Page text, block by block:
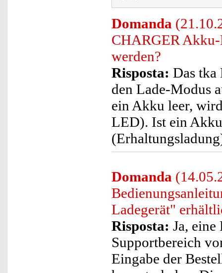
Domanda
CHARGER
werden?
Risposta: Das
den Lade-Modus
ein Akku leer,
LED). Ist ein
Domanda
Ladegerät"
Risposta: Ja,
Supportbereich
Eingabe der